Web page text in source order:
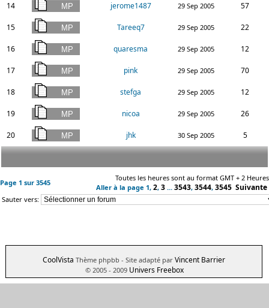
14 jerome1487 29 Sep 2005 57
15 Tareeq7 29 Sep 2005 22
16 quaresma 29 Sep 2005 12
17 pink 29 Sep 2005 70
18 stefga 29 Sep 2005 12
19 nicoa 29 Sep 2005 26
20 jhk 30 Sep 2005 5
Page 1 sur 3545
Toutes les heures sont au format GMT + 2 Heures
Aller à la page 1, 2, 3 ... 3543, 3544, 3545 Suivante
Sauter vers:
CoolVista Thème phpbb - Site adapté par Vincent Barrier
© 2005 - 2009 Univers Freebox